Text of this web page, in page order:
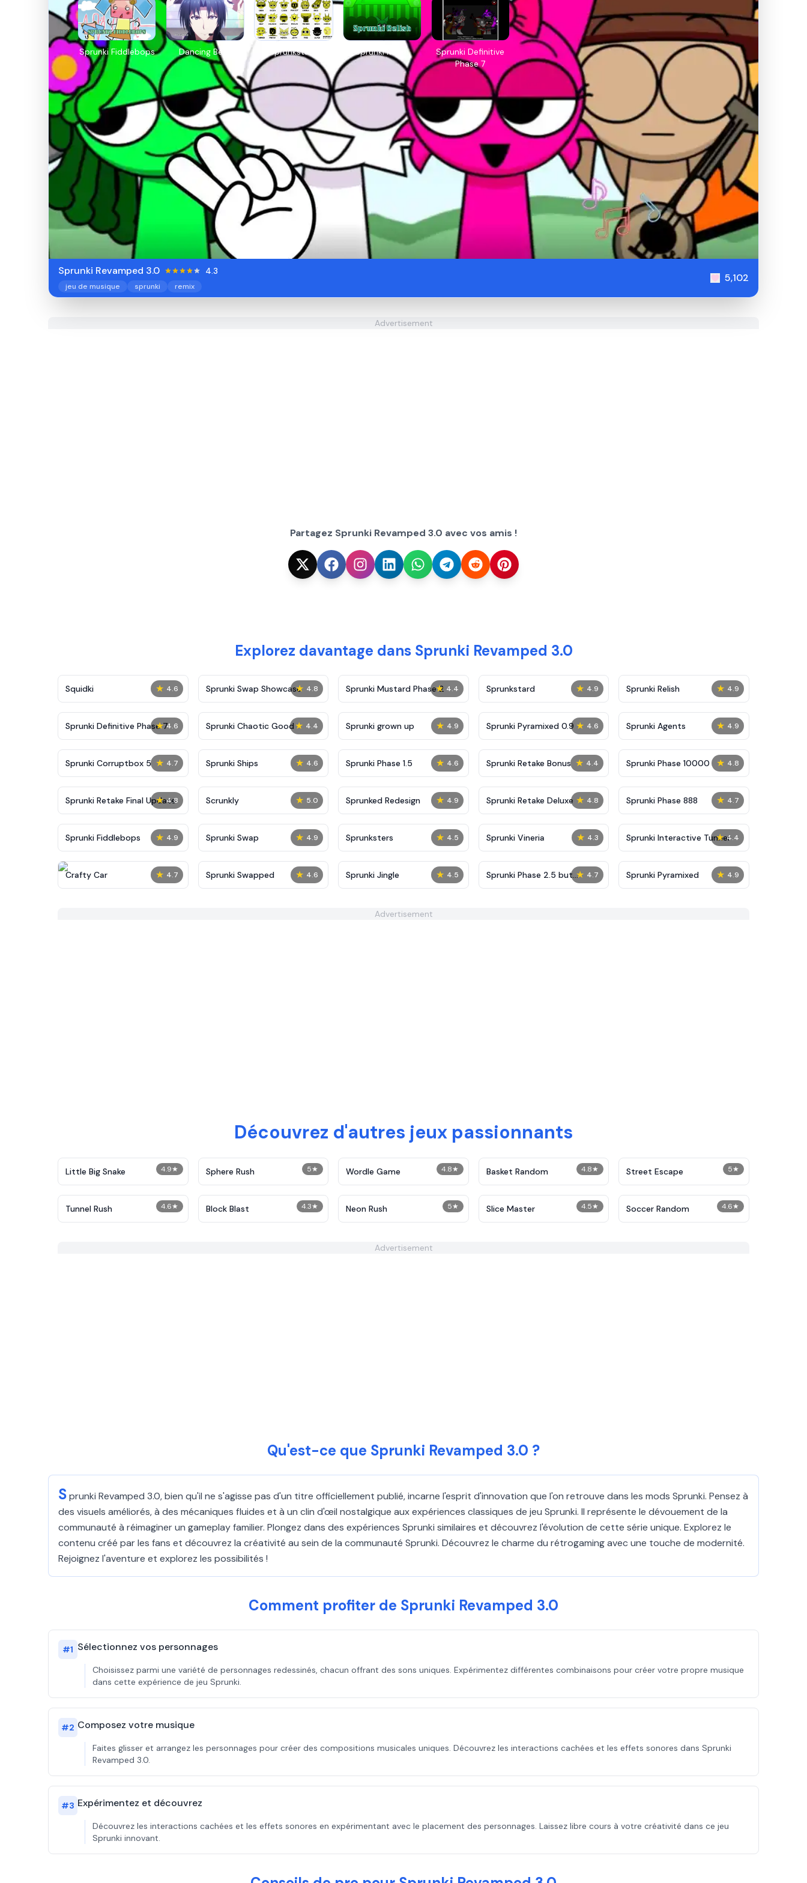
Sprunki Fiddlebops Dancing Beat Sprunkstard Sprunki Relish
Sprunki Definitive
Phase 7
Sprunki Revamped 3.0 4.3
jeu de musique sprunki remix
5,102
Advertisement
Partagez Sprunki Revamped 3.0 avec vos amis !
Explorez davantage dans Sprunki Revamped 3.0
★ 4.6
Squidki ★ 4.8
Sprunki Swap Showcase ★ 4.4
Sprunki Mustard Phase 2 ★ 4.9
Sprunkstard ★ 4.9
Sprunki Relish
★ 4.6
Sprunki Definitive Phase 7 ★ 4.4
Sprunki Chaotic Good ★ 4.9
Sprunki grown up ★ 4.6
Sprunki Pyramixed 0.9 ★ 4.9
Sprunki Agents
★ 4.7
Sprunki Corruptbox 5 ★ 4.6
Sprunki Ships ★ 4.6
Sprunki Phase 1.5 ★ 4.4
Sprunki Retake Bonus ★ 4.8
Sprunki Phase 10000
★ 4.8
Sprunki Retake Final Update ★ 5.0
Scrunkly ★ 4.9
Sprunked Redesign ★ 4.8
Sprunki Retake Deluxe ★ 4.7
Sprunki Phase 888
★ 4.9
Sprunki Fiddlebops ★ 4.9
Sprunki Swap ★ 4.5
Sprunksters ★ 4.3
Sprunki Vineria ★ 4.4
Sprunki Interactive Tunner
★ 4.7
Crafty Car ★ 4.6
Sprunki Swapped ★ 4.5
Sprunki Jingle ★ 4.7
Sprunki Phase 2.5 but
Different
★ 4.9
Sprunki Pyramixed
Advertisement
Découvrez d'autres jeux passionnants
4.9★
Little Big Snake 5★
Sphere Rush 4.8★
Wordle Game 4.8★
Basket Random 5★
Street Escape
4.6★
Tunnel Rush 4.3★
Block Blast 5★
Neon Rush 4.5★
Slice Master 4.6★
Soccer Random
Advertisement
Qu'est-ce que Sprunki Revamped 3.0 ?
Sprunki Revamped 3.0, bien qu'il ne s'agisse pas d'un titre officiellement publié, incarne l'esprit d'innovation que l'on retrouve dans les mods Sprunki. Pensez à
des visuels améliorés, à des mécaniques fluides et à un clin d'œil nostalgique aux expériences classiques de jeu Sprunki. Il représente le dévouement de la
communauté à réimaginer un gameplay familier. Plongez dans des expériences Sprunki similaires et découvrez l'évolution de cette série unique. Explorez le
contenu créé par les fans et découvrez la créativité au sein de la communauté Sprunki. Découvrez le charme du rétrogaming avec une touche de modernité.
Rejoignez l'aventure et explorez les possibilités !
Comment profiter de Sprunki Revamped 3.0
#1 Sélectionnez vos personnages
Choisissez parmi une variété de personnages redessinés, chacun offrant des sons uniques. Expérimentez différentes combinaisons pour créer votre propre musique
dans cette expérience de jeu Sprunki.
#2 Composez votre musique
Faites glisser et arrangez les personnages pour créer des compositions musicales uniques. Découvrez les interactions cachées et les effets sonores dans Sprunki
Revamped 3.0.
#3 Expérimentez et découvrez
Découvrez les interactions cachées et les effets sonores en expérimentant avec le placement des personnages. Laissez libre cours à votre créativité dans ce jeu
Sprunki innovant.